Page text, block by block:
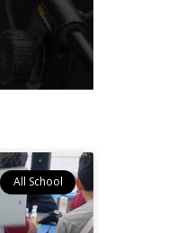
All School